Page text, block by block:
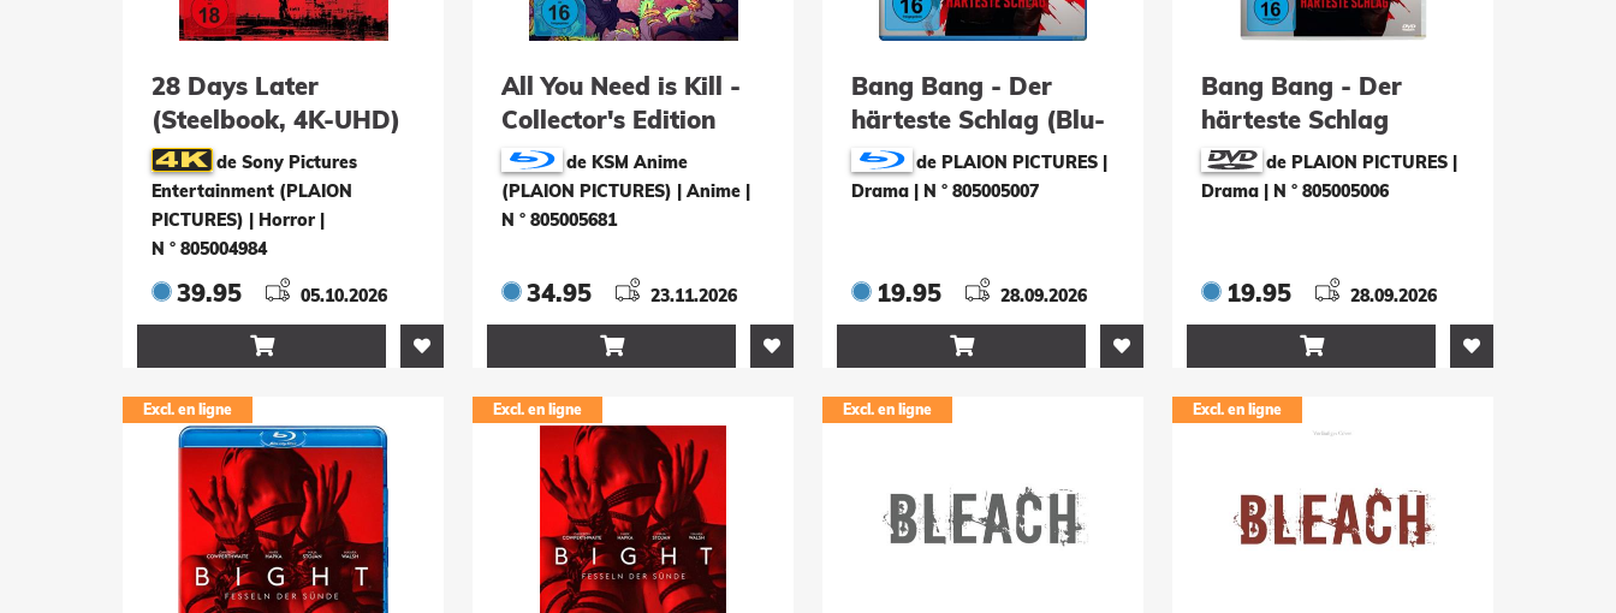
28 Days Later
(Steelbook, 4K-UHD)
de Sony Pictures
Entertainment (PLAION
PICTURES) | Horror |
N ° 805004984
39.95 05.10.2026

All You Need is Kill -
Collector's Edition
(Blu-ray)de KSM Anime
(PLAION PICTURES) | Anime |
N ° 805005681
34.95 23.11.2026

Bang Bang - Der
härteste Schlag (Blu-
ray)
de PLAION PICTURES |
Drama | N ° 805005007
19.95 28.09.2026

Bang Bang - Der
härteste Schlag
(DVD)de PLAION PICTURES |
Drama | N ° 805005006
19.95 28.09.2026

Excl. en ligne Excl. en ligne Excl. en ligne Excl. en ligne